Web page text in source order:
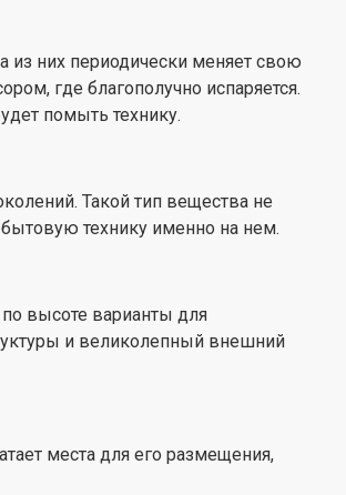
из них периодически меняет свою
где благополучно испаряется.
помыть технику.
Такой тип вещества не
технику именно на нем.
по высоте варианты для
и великолепный внешний
места для его размещения,